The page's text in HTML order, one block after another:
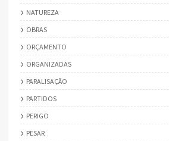
NATUREZA
OBRAS
ORÇAMENTO
ORGANIZADAS
PARALISAÇÃO
PARTIDOS
PERIGO
PESAR